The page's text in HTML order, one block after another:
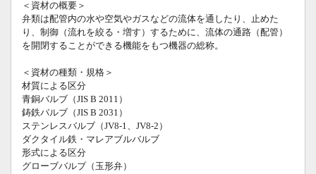
＜資材の概要＞
弁類は配管内の水や空気やガスなどの流体を通したり、止めた
り、制御（流れを絞る・増す）するために、流体の通路（配管）
を開閉することができる機能をもつ機器の総称。
＜資材の種類・規格＞
材質による区分
青銅バルブ（JIS B 2011）
鋳鉄バルブ（JIS B 2031）
ステンレスバルブ（JV8-1、JV8-2）
ダクタイル鉄・マレアブルバルブ
形式による区分
グローブバルブ（玉形弁）